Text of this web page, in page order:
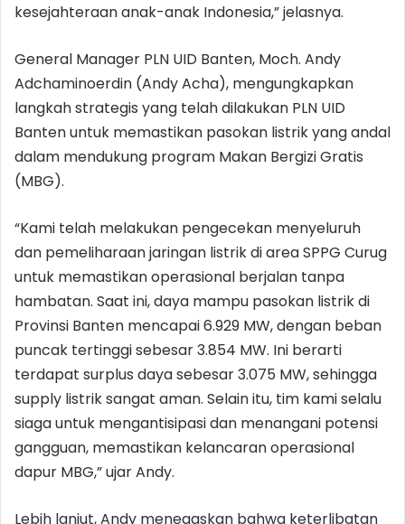
kesejahteraan anak-anak Indonesia,” jelasnya.
General Manager PLN UID Banten, Moch. Andy
Adchaminoerdin (Andy Acha), mengungkapkan
langkah strategis yang telah dilakukan PLN UID
Banten untuk memastikan pasokan listrik yang andal
dalam mendukung program Makan Bergizi Gratis
(MBG).
“Kami telah melakukan pengecekan menyeluruh
dan pemeliharaan jaringan listrik di area SPPG Curug
untuk memastikan operasional berjalan tanpa
hambatan. Saat ini, daya mampu pasokan listrik di
Provinsi Banten mencapai 6.929 MW, dengan beban
puncak tertinggi sebesar 3.854 MW. Ini berarti
terdapat surplus daya sebesar 3.075 MW, sehingga
supply listrik sangat aman. Selain itu, tim kami selalu
siaga untuk mengantisipasi dan menangani potensi
gangguan, memastikan kelancaran operasional
dapur MBG,” ujar Andy.
Lebih lanjut, Andy menegaskan bahwa keterlibatan